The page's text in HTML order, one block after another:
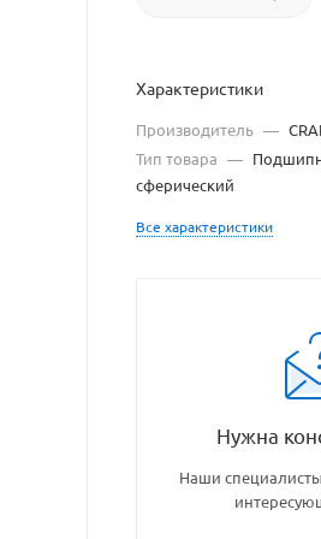
Характеристики
Производитель —
Тип товара —
сферический
Все характеристики
Нужна
Наши